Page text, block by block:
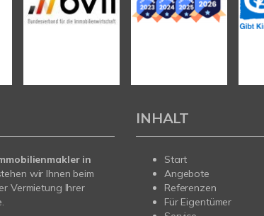
in
wir Ihnen beim
Vermietung Ihrer
INHALT
Start
Angebote
Referenzen
Für Eigentümer